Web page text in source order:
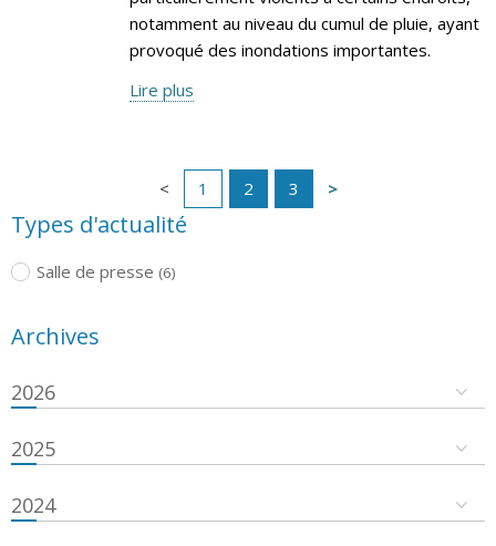
notamment au niveau du cumul de pluie, ayant
provoqué des inondations importantes.
Lire plus
1 2 3
Types d'actualité
Salle de presse (6)
Archives
2026
2025
2024